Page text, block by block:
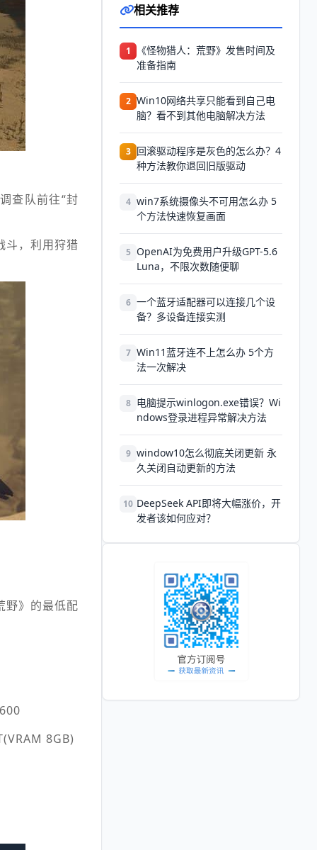
查队前往“封
斗，利用狩猎
野》的最低配
8GB)
相关推荐
1
《怪物猎人：荒野》发售时间及
准备指南
2 Win10网络共享只能看到自己电
脑？看不到其他电脑解决方法
3 回滚驱动程序是灰色的怎么办？4
种方法教你退回旧版驱动
4 win7系统摄像头不可用怎么办 5
个方法快速恢复画面
5 OpenAI为免费用户升级GPT-5.6
Luna，不限次数随便聊
6 一个蓝牙适配器可以连接几个设
备？多设备连接实测
7 Win11蓝牙连不上怎么办 5个方
法一次解决
8 电脑提示winlogon.exe错误？Wi
ndows登录进程异常解决方法
9 window10怎么彻底关闭更新 永
久关闭自动更新的方法
10 DeepSeek API即将大幅涨价，开
发者该如何应对？